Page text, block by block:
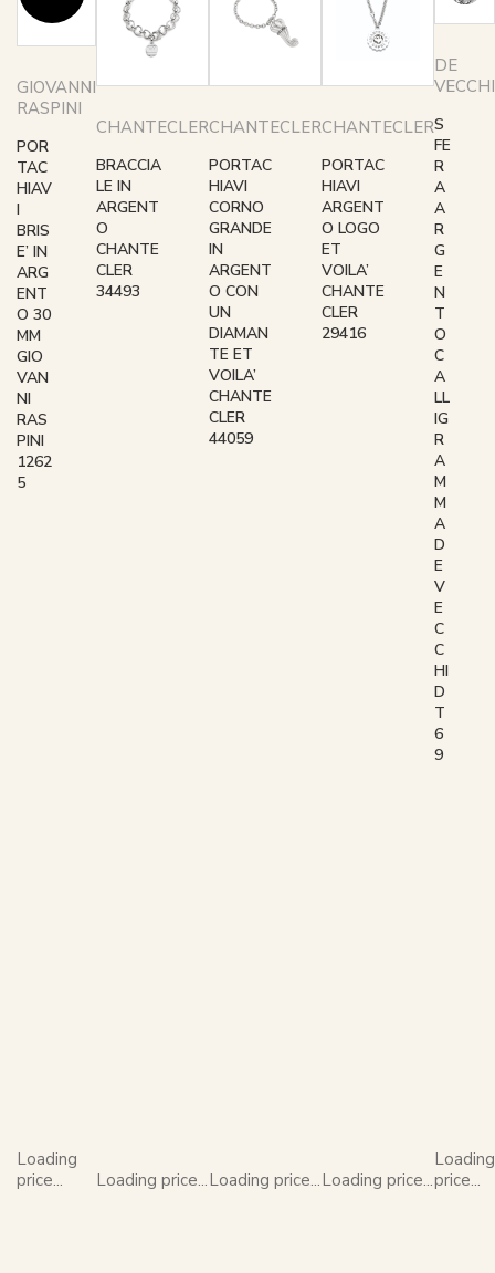
GIOVANNI
RASPINI
POR
TAC
HIAV
I
BRIS
E’ IN
ARG
ENT
O 30
MM
GIO
VAN
NI
RAS
PINI
1262
5
Loading
price...
CHANTECLER
BRACCIA
LE IN
ARGENT
O
CHANTE
CLER
34493
Loading price...
CHANTECLER
PORTAC
HIAVI
CORNO
GRANDE
IN
ARGENT
O CON
UN
DIAMAN
TE ET
VOILA’
CHANTE
CLER
44059
Loading price...
CHANTECLER
PORTAC
HIAVI
ARGENT
O LOGO
ET
VOILA’
CHANTE
CLER
29416
Loading price...
DE
VECCHI
S
FE
R
A
A
R
G
E
N
T
O
C
A
LL
IG
R
A
M
M
A
D
E
V
E
C
C
HI
D
T
6
9
Loading
price...